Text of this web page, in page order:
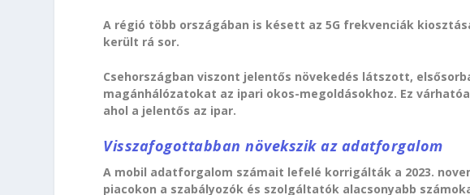
A régió több országában is késett az 5G frekvenciák
került rá sor.
Csehországban viszont jelentős növekedés látszott,
magánhálózatokat az ipari okos-megoldásokhoz. Ez
ahol a jelentős az ipar.
Visszafogottabban növekszik az adatforgalom
A mobil adatforgalom számait lefelé korrigálták a 2023.
piacokon a szabályozók és szolgáltatók alacsonyabb